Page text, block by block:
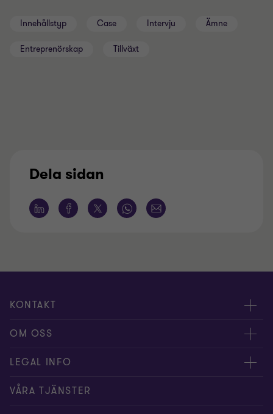
Innehållstyp Case Intervju Ämne
Entreprenörskap Tillväxt
Dela sidan
KONTAKT
Kontakta oss
Våra experter
Kontor
OM OSS
Om Grant Thornton
Nyheter och tips
LEGAL INFO
Privacy
VÅRA TJÄNSTER